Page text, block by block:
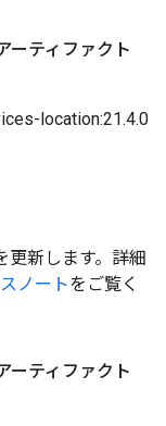
ーティファクト
location:21.4.0
更新します。詳細
ノートをご覧く
ーティファクト